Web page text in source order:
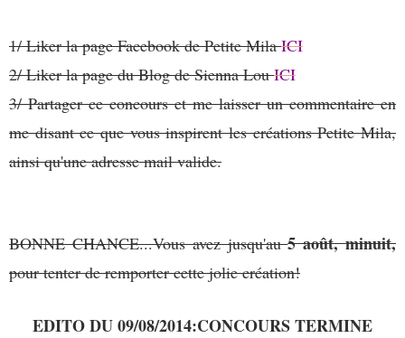
1/ Liker la page Facebook de Petite MilaICI
2/ Liker la page du Blog de Sienna LouICI
3/ Partager ce concours et me laisser un commentaire en
me disant ce que vous inspirent les créations Petite Mila,
ainsi qu'une adresse mail valide.
BONNE CHANCE...Vous avez jusqu'au5 août, minuit,
pour tenter de remporter cette jolie création!
EDITO DU 09/08/2014:CONCOURS TERMINE